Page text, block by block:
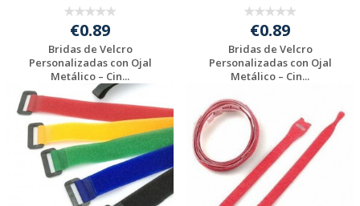
€0.89
Bridas de Velcro
Personalizadas con Ojal
Metálico – Cin...
Solicitar
presupuesto
€0.89
Bridas de Velcro
Personalizadas con Ojal
Metálico – Cin...
presupuesto